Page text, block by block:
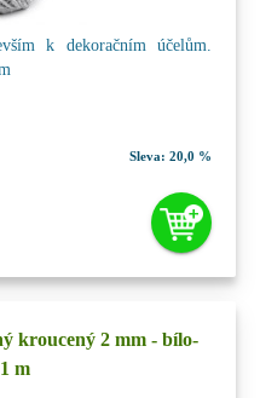
k dekoračním účelům.
Sleva: 20,0 %
kroucený 2 mm - bílo-
m